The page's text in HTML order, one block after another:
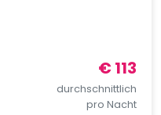
€ 113
durchschnittlich
pro Nacht